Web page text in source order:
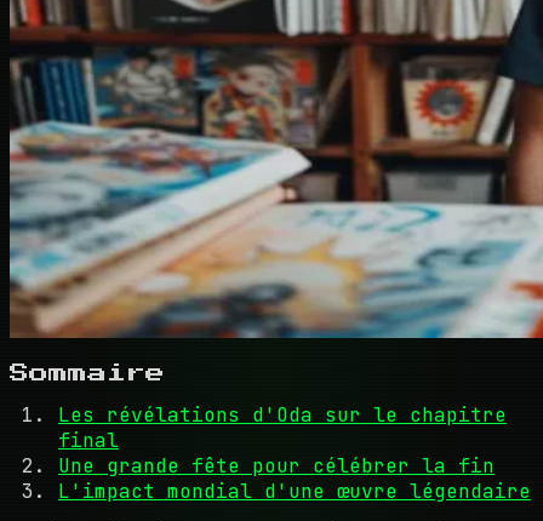
Sommaire
Les révélations d'Oda sur le chapitre
final
Une grande fête pour célébrer la fin
L'impact mondial d'une œuvre légendaire